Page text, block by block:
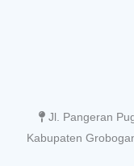
Jl. Pangeran
Kabupaten